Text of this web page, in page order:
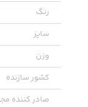
رنگ
سایز
وزن
کشور سازنده
صادر کننده